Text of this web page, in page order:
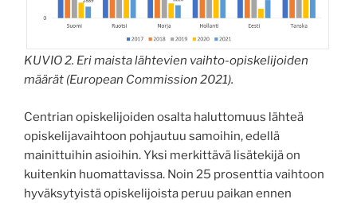
KUVIO 2. Eri maista lähtevien vaihto-opiskelijoiden
määrät (European Commission 2021).
Centrian opiskelijoiden osalta haluttomuus lähteä
opiskelijavaihtoon pohjautuu samoihin, edellä
mainittuihin asioihin. Yksi merkittävä lisätekijä on
kuitenkin huomattavissa. Noin 25 prosenttia vaihtoon
hyväksytyistä opiskelijoista peruu paikan ennen